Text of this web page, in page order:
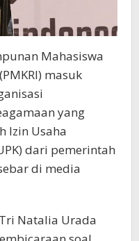
Mahasiswa
masuk
yang
Izin Usaha
dari pemerintah
di media
Natalia Urada